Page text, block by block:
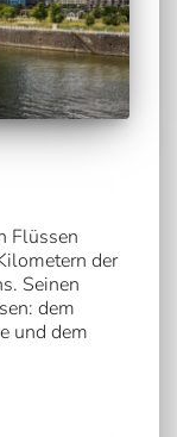
Flüssen
der
Seinen
dem
und dem